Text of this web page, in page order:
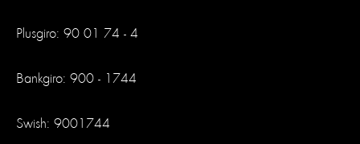
Plusgiro: 90 01 74 - 4
Bankgiro: 900 - 1744
Swish: 9001744